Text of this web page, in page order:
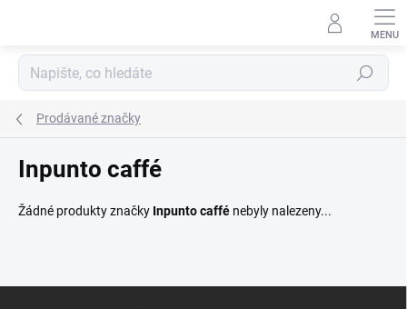
Hledat
Prodávané značky
Inpunto caffé
Žádné produkty značky Inpunto caffé nebyly nalezeny...